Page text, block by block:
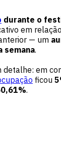
durante o
em
— um
semana.
detalhe: em
ficou
.